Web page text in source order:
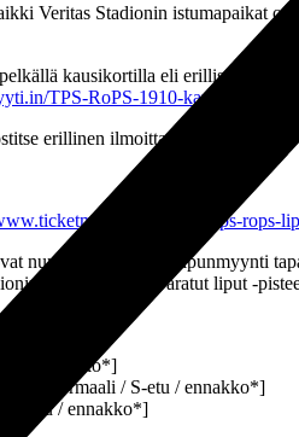
Veritas Stadionin istumapaikat
kausikortilla eli erillistä
TPS-RoPS-1910-kausikorttilaiset
erillinen ilmoittautumislinkki.
event/fc-tps-rops-
numeroimattomia. Lipunmyynti
lipunmyynnin Varatut liput -
/ ennakko*]
€* [normaali / S-etu / ennakko*]
S-etu / ennakko*]